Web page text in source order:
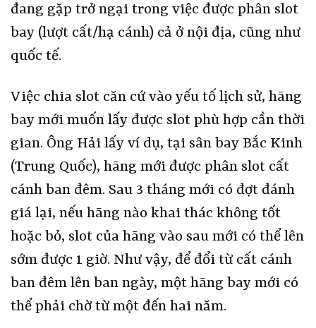
đang gặp trở ngại trong việc được phân slot
bay (lượt cất/hạ cánh) cả ở nội địa, cũng như
quốc tế.
Việc chia slot căn cứ vào yếu tố lịch sử, hãng
bay mới muốn lấy được slot phù hợp cần thời
gian. Ông Hải lấy ví dụ, tại sân bay Bắc Kinh
(Trung Quốc), hãng mới được phân slot cất
cánh ban đêm. Sau 3 tháng mới có đợt đánh
giá lại, nếu hãng nào khai thác không tốt
hoặc bỏ, slot của hãng vào sau mới có thể lên
sớm được 1 giờ. Như vậy, để đổi từ cất cánh
ban đêm lên ban ngày, một hãng bay mới có
thể phải chờ từ một đến hai năm.